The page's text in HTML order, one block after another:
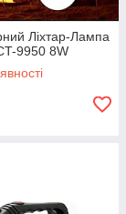
Ліхтар-Лампа
9950 8W